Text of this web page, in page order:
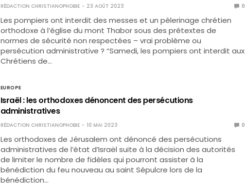
RÉDACTION CHRISTIANOPHOBIE 23 AOÛT 2023 0
Les pompiers ont interdit des messes et un pèlerinage chrétien
orthodoxe à l’église du mont Thabor sous des prétextes de
normes de sécurité non respectées – vrai problème ou
persécution administrative ? “Samedi, les pompiers ont interdit aux
Chrétiens de…
EUROPE
Israël : les orthodoxes dénoncent des persécutions
administratives
RÉDACTION CHRISTIANOPHOBIE 10 MAI 2023 0
Les orthodoxes de Jérusalem ont dénoncé des persécutions
administratives de l’état d’Israël suite à la décision des autorités
de limiter le nombre de fidèles qui pourront assister à la
bénédiction du feu nouveau au saint Sépulcre lors de la
bénédiction…